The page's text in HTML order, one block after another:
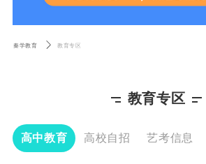
秦学教育 教育专区
教育专区
高中教育 高校自招 艺考信息